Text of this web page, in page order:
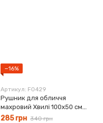
−16%
Артикул: F0429
Рушник для обличчя
махровий Хвилі 100х50 см
капучино
285 грн 340 грн